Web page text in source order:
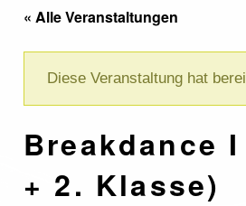
« Alle Veranstaltungen
Diese Veranstaltung hat
Breakdance
+ 2. Klasse)